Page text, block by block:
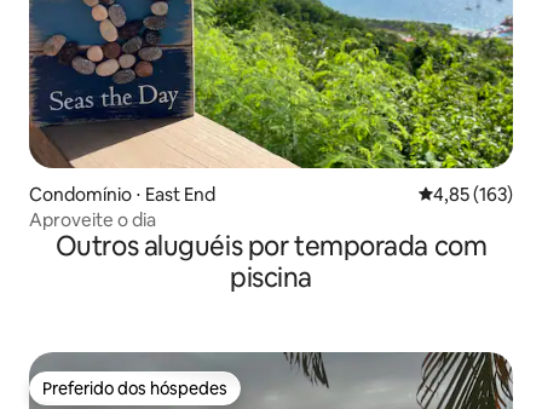
Condomínio ⋅ East End 4,85 de uma
4,85 (163)
Aproveite o dia
Outros aluguéis por temporada com
piscina
Preferido dos hóspedes
Preferido dos hóspedes